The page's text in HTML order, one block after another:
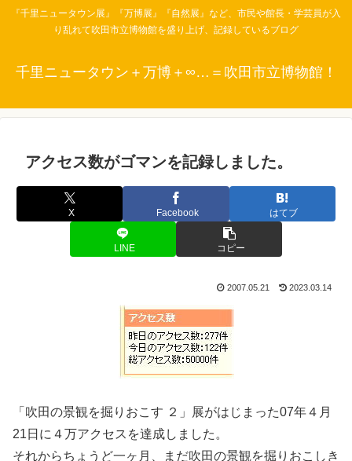
『千里ニュータウン展』『万博展』『自然展』など、市民や館長・学芸員が入
り乱れて吹田市立博物館を盛り上げ、記録しているブログ
千里ニュータウン＋万博＋∞…＝吹田市立博物館！
アクセス数がゴマンを記録しました。
X Facebook はてブ
LINE コピー
2007.05.21 2023.03.14
「吹田の景観を掘りおこす ２」展がはじまった07年４月
21日に４万アクセスを達成しました。
それからちょうど一ヶ月、まだ吹田の景観を掘りおこしき